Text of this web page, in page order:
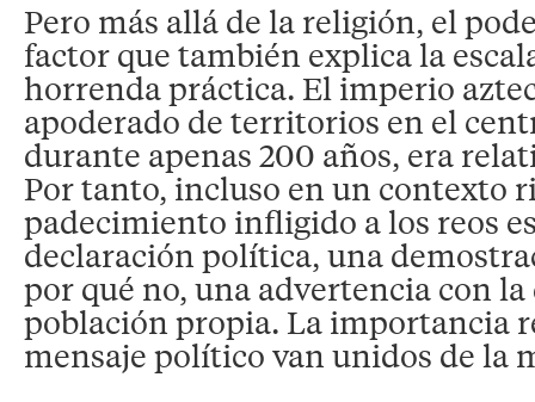
Pero más allá de la religión, el
factor que también explica la
horrenda práctica. El imperio
apoderado de territorios en el
durante apenas 200 años, era
Por tanto, incluso en un contexto
padecimiento infligido a los reos
declaración política, una
por qué no, una advertencia con
población propia. La importancia
mensaje político van unidos de la